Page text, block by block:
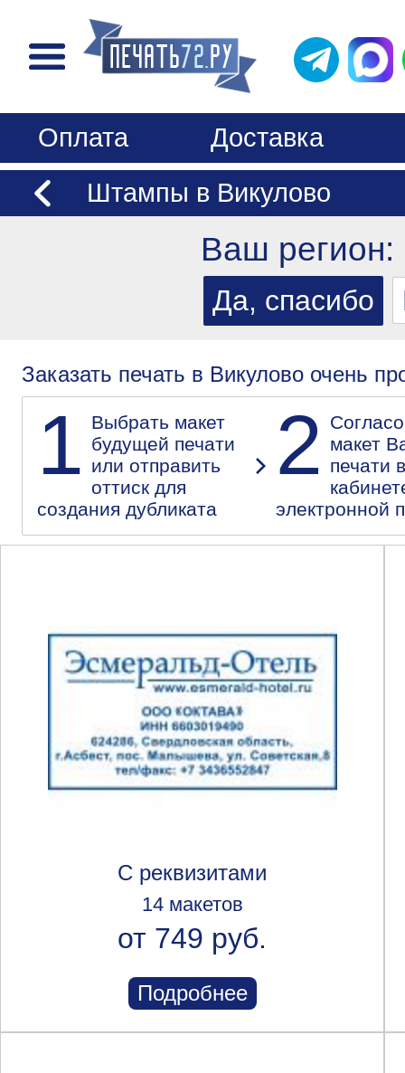
Оплата
Доставка
Штампы в Викулово
Ваш регион:
Заказать печать в Викулово очень
1 Выбрать макет
будущей печати
или отправить
оттиск для
создания дубликата
2
макет
печати
электронной
С реквизитами
14 макетов
от 749 руб.
Подробнее